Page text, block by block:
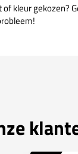
kleur gekozen?